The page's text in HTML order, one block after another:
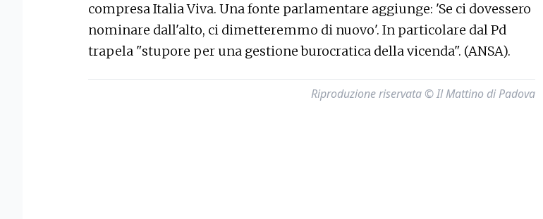
compresa Italia Viva. Una fonte parlamentare aggiunge: 'Se ci dovessero
nominare dall'alto, ci dimetteremmo di nuovo'. In particolare dal Pd
trapela "stupore per una gestione burocratica della vicenda". (ANSA).
Riproduzione riservata © Il Mattino di Padova